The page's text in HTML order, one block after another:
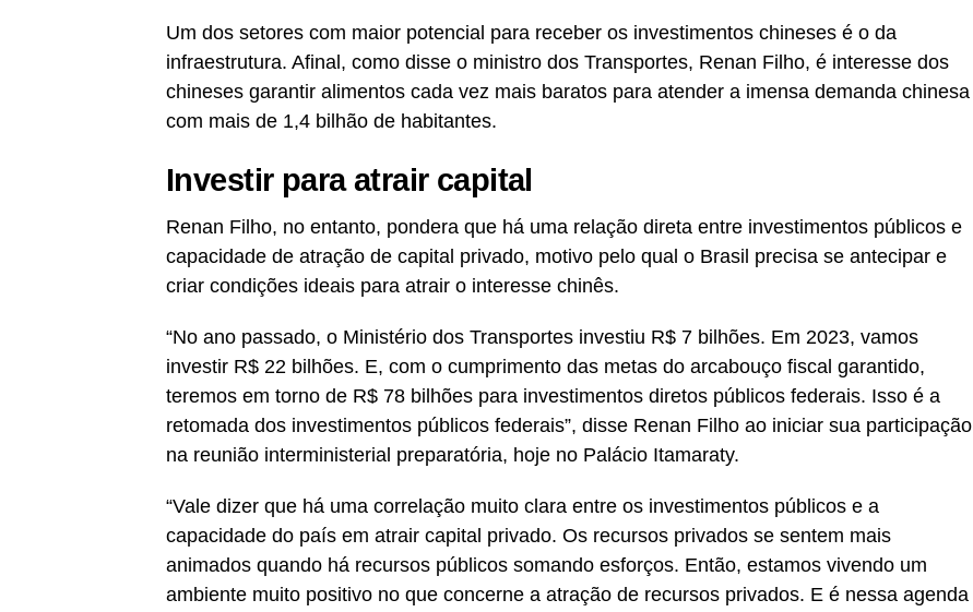
Um dos setores com maior potencial para receber os investimentos chineses é o da
infraestrutura. Afinal, como disse o ministro dos Transportes, Renan Filho, é interesse dos
chineses garantir alimentos cada vez mais baratos para atender a imensa demanda chinesa
com mais de 1,4 bilhão de habitantes.
Investir para atrair capital
Renan Filho, no entanto, pondera que há uma relação direta entre investimentos públicos e
capacidade de atração de capital privado, motivo pelo qual o Brasil precisa se antecipar e
criar condições ideais para atrair o interesse chinês.
“No ano passado, o Ministério dos Transportes investiu R$ 7 bilhões. Em 2023, vamos
investir R$ 22 bilhões. E, com o cumprimento das metas do arcabouço fiscal garantido,
teremos em torno de R$ 78 bilhões para investimentos diretos públicos federais. Isso é a
retomada dos investimentos públicos federais”, disse Renan Filho ao iniciar sua participação
na reunião interministerial preparatória, hoje no Palácio Itamaraty.
“Vale dizer que há uma correlação muito clara entre os investimentos públicos e a
capacidade do país em atrair capital privado. Os recursos privados se sentem mais
animados quando há recursos públicos somando esforços. Então, estamos vivendo um
ambiente muito positivo no que concerne a atração de recursos privados. E é nessa agenda